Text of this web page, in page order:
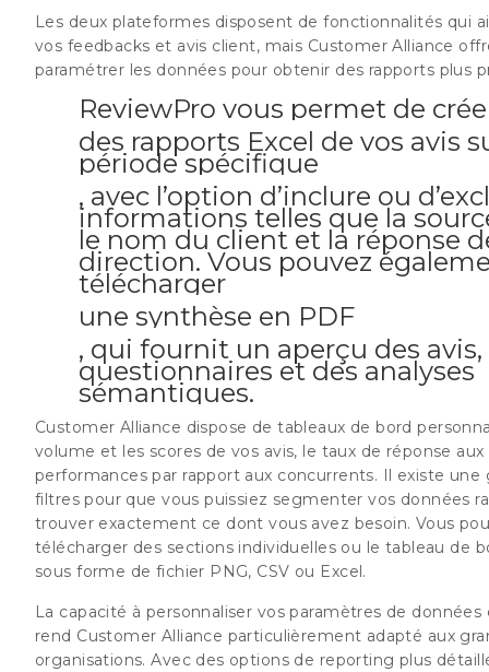
Les deux plateformes disposent de fonctionnalités qui
vos feedbacks et avis client, mais Customer Alliance
paramétrer les données pour obtenir des rapports plus
ReviewPro vous permet de
des rapports Excel de vos avis
période spécifique
, avec l’option d’inclure ou
informations telles que la
le nom du client et la réponse
direction. Vous pouvez
télécharger
une synthèse en PDF
, qui fournit un aperçu des avis,
questionnaires et des analyses
sémantiques.
Customer Alliance dispose de tableaux de bord
volume et les scores de vos avis, le taux de réponse
performances par rapport aux concurrents. Il existe une
filtres pour que vous puissiez segmenter vos données
trouver exactement ce dont vous avez besoin. Vous
télécharger des sections individuelles ou le tableau de
sous forme de fichier PNG, CSV ou Excel.
La capacité à personnaliser vos paramètres de
rend Customer Alliance particulièrement adapté aux
organisations. Avec des options de reporting plus